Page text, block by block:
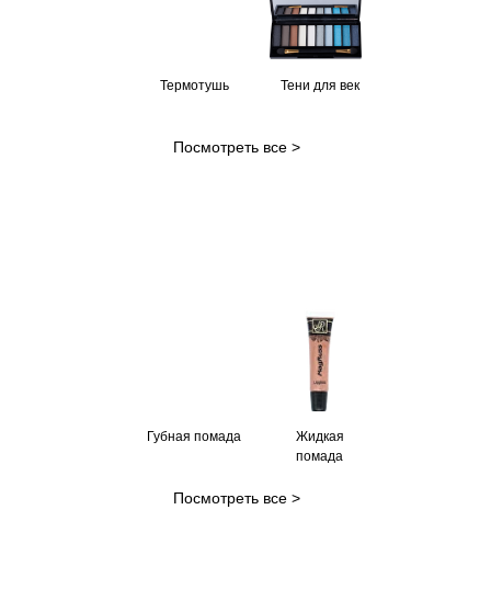
Термотушь Тени для век
Посмотреть все >
Губная помада
Жидкая
помада
Посмотреть все >